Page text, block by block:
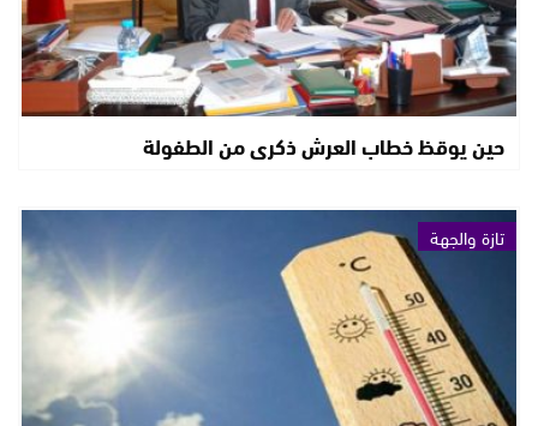
حين يوقظ خطاب العرش ذكرى من الطفولة
تازة والجهة